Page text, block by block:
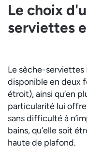
Le choix
serviettes
Le sèche-serviettes
disponible en deux
étroit), ainsi qu’en
particularité lui
sans difficulté à
bains, qu’elle soit
haute de plafond.